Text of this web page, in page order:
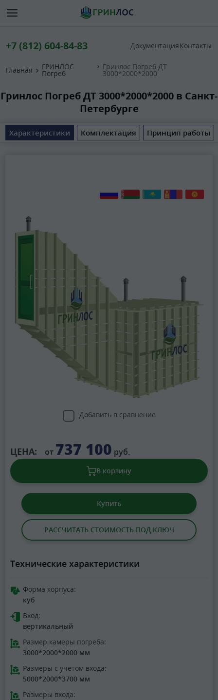
+7 (812) 604-84-83 ДокументацияКонтакты
Главная ГРИНЛОС
Погреб
Гринлос Погреб ДТ
3000*2000*2000
Гринлос Погреб ДТ 3000*2000*2000 в Санкт-
Петербурге
Характеристики Комплектация Принцип работы
Добавить в сравнение
ЦЕНА: от 737 100 руб.
В корзину
Купить
РАССЧИТАТЬ СТОИМОСТЬ ПОД КЛЮЧ
Технические характеристики
Форма корпуса:
куб
Вход:
вертикальный
Размер камеры погреба:
3000*2000*2000 мм
Размеры с учетом входа:
5000*2000*3700 мм
Размеры входа: